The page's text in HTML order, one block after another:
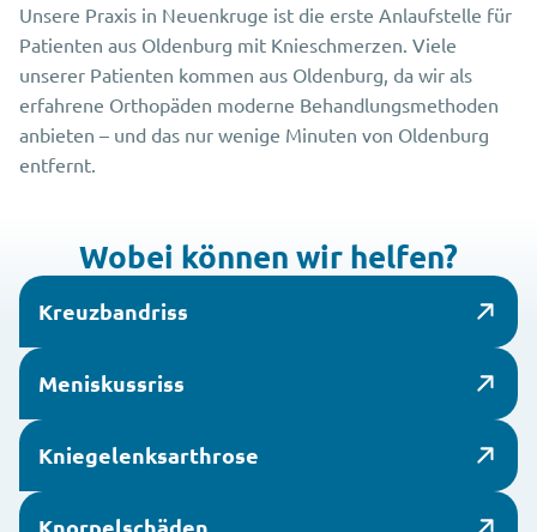
Unsere Praxis in Neuenkruge ist die erste Anlaufstelle für
Patienten aus Oldenburg mit Knieschmerzen. Viele
unserer Patienten kommen aus Oldenburg, da wir als
erfahrene Orthopäden moderne Behandlungsmethoden
anbieten – und das nur wenige Minuten von Oldenburg
entfernt.
Wobei können wir helfen?​
Kreuzbandriss
Meniskussriss
Kniegelenksarthrose
Knorpelschäden